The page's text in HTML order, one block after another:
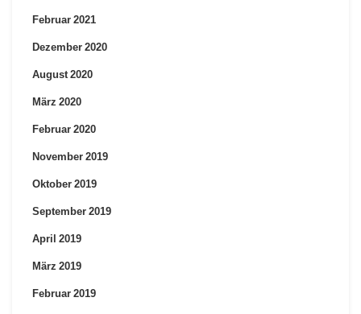
Februar 2021
Dezember 2020
August 2020
März 2020
Februar 2020
November 2019
Oktober 2019
September 2019
April 2019
März 2019
Februar 2019